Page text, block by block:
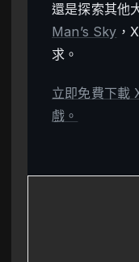
還是探索其他
Man’s Sky ，
求。
立即免費下載
戲。